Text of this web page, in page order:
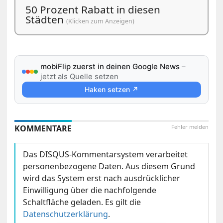
50 Prozent Rabatt in diesen
Städten(Klicken zum Anzeigen)
mobiFlip zuerst in deinen Google News –
jetzt als Quelle setzen
Haken setzen ↗
Fehler melden
KOMMENTARE
Das DISQUS-Kommentarsystem verarbeitet
personenbezogene Daten. Aus diesem Grund
wird das System erst nach ausdrücklicher
Einwilligung über die nachfolgende
Schaltfläche geladen. Es gilt die
Datenschutzerklärung.